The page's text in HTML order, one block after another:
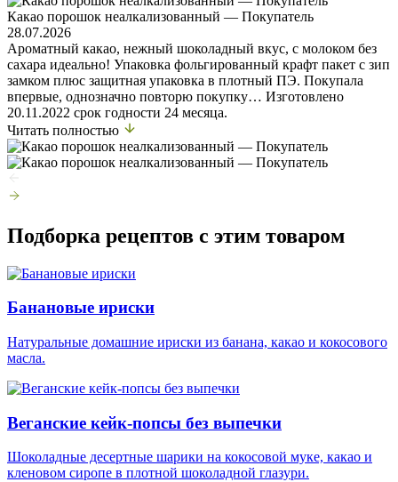
Какао порошок неалкализованный — Покупатель
28.07.2026
Ароматный какао, нежный шоколадный вкус, с молоком без
сахара идеально! Упаковка фольгированный крафт пакет с зип
замком плюс защитная упаковка в плотный ПЭ. Покупала
впервые, однозначно повторю покупку… Изготовлено
20.11.2022 срок годности 24 месяца.
Читать полностью
Подборка рецептов с этим товаром
Банановые ириски
Натуральные домашние ириски из банана, какао и кокосового
масла.
Веганские кейк-попсы без выпечки
Шоколадные десертные шарики на кокосовой муке, какао и
кленовом сиропе в плотной шоколадной глазури.